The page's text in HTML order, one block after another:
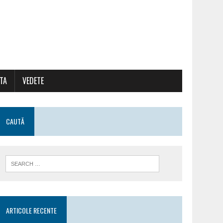
VEDETE
CAUTĂ
ARTICOLE RECENTE